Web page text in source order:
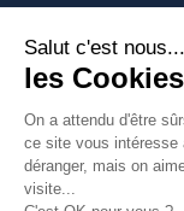
IV Therapie Zurich
Inscrivez-vous et